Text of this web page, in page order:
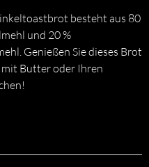
besteht aus 80
und 20 %
Genießen Sie dieses Brot
Butter oder Ihren